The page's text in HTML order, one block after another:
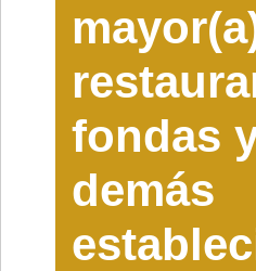
fondas
demás